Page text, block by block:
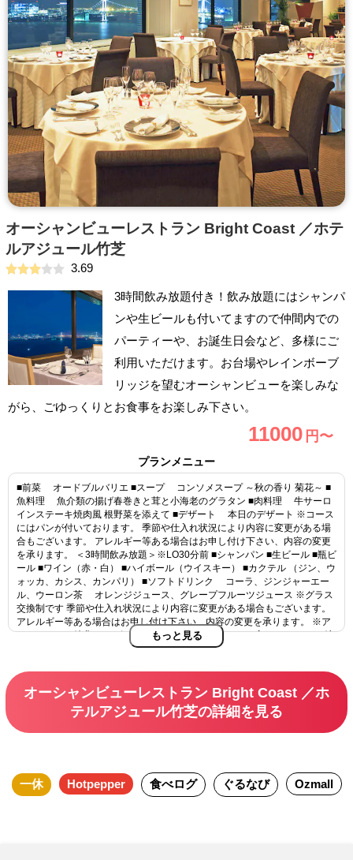
オーシャンビューレストラン Bright Coast ／ホテ
ルアジュール竹芝
3.69
3時間飲み放題付き！飲み放題にはシャンパ
ンや生ビールも付いてますので仲間内での
パーティーや、お誕生日会など、多様にご
利用いただけます。お台場やレインボーブ
リッジを望むオーシャンビューを楽しみな
がら、ごゆっくりとお食事をお楽しみ下さい。
11000 円〜
プランメニュー
■前菜 オードブルバリエ ■スープ コンソメスープ ～秋の香り 菊花～ ■
魚料理 魚介類の揚げ春巻きと茸と小海老のグラタン ■肉料理 牛サーロ
インステーキ焼肉風 根野菜を添えて ■デザート 本日のデザート ※コース
にはパンが付いております。 季節や仕入れ状況により内容に変更がある場
合もございます。 アレルギー等ある場合はお申し付け下さい、内容の変更
を承ります。 ＜3時間飲み放題＞※LO30分前 ■シャンパン ■生ビール ■瓶ビ
ール ■ワイン（赤・白） ■ハイボール（ウイスキー） ■カクテル （ジン、ウ
ォッカ、カシス、カンパリ） ■ソフトドリンク コーラ、ジンジャーエー
ル、ウーロン茶 オレンジジュース、グレープフルーツジュース ※グラス
交換制です 季節や仕入れ状況により内容に変更がある場合もございます。
アレルギー等ある場合はお申し付け下さい、内容の変更を承ります。 ※ア
ニバーサリー特典※ デザートにメッセージプレートをお入れします。 ご希
望のお客様は、予約時入力項目にご入力くださいませ。
もっと見る
オーシャンビューレストラン Bright Coast ／ホ
テルアジュール竹芝の詳細を見る
一休 Hotpepper 食べログ ぐるなび Ozmall